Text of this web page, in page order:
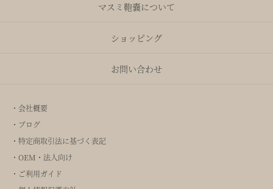
マスミ鞄嚢について
ショッピング
お問い合わせ
・会社概要
・ブログ
・特定商取引法に基づく表記
・OEM・法人向け
・ご利用ガイド